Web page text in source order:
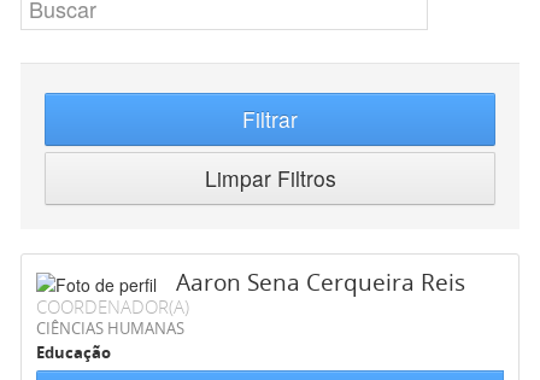
Filtrar
Limpar Filtros
Aaron Sena Cerqueira Reis
COORDENADOR(A)
CIÊNCIAS HUMANAS
Educação